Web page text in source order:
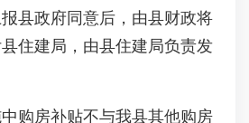
县政府同意后，由县财政将
住建局，由县住建局负责发
房补贴不与我县其他购房